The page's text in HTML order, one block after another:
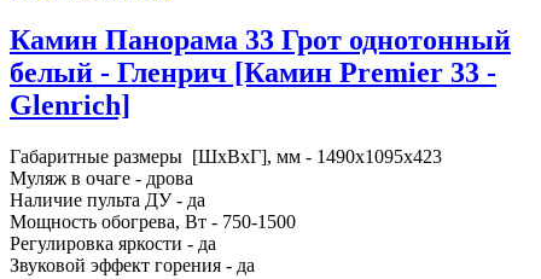
Камин Панорама 33 Грот однотонный
белый - Гленрич [Камин Premier 33 -
Glenrich]
Габаритные размеры [ШxВxГ], мм - 1490x1095x423
Муляж в очаге - дрова
Наличие пульта ДУ - да
Мощность обогрева, Вт - 750-1500
Регулировка яркости - да
Звуковой эффект горения - да